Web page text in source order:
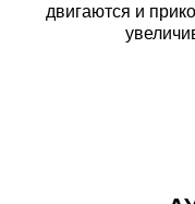
двигаются и